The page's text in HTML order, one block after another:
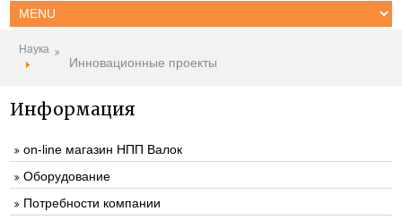
Наука
Инновационные проекты
Информация
on-line магазин НПП Валок
Оборудование
Потребности компании